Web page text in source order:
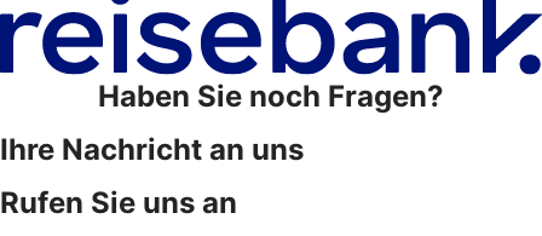
Haben Sie noch Fragen?
Ihre Nachricht an uns
Rufen Sie uns an